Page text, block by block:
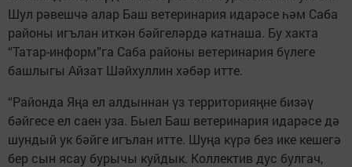
Шул рәвешчә алар Баш ветеринария идарәсе һәм Саба
районы игълан иткән бәйгеләрдә катнаша. Бу хакта
“Татар-информ”га Саба районы ветеринария бүлеге
башлыгы Айзат Шәйхуллин хәбәр итте.
“Районда Яңа ел алдыннан үз территорияңне бизәү
бәйгесе ел саен уза. Быел Баш ветеринария идарәсе дә
шундый ук бәйге игълан итте. Шуңа күрә без ике кешегә
бер сын ясау бурычы куйдык. Коллектив дус булгач,